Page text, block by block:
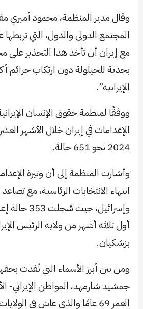
وقال مدير المنظمة، محمود أميري
المجتمع الدولي والدول، التي
مع إيران أن تأخذ هذا التحذير على
بجدية للحيلولة دون ارتكاب جرائم
الإيرانية”.
ووفقًا لمنظمة حقوق الإنسان
الإعدامات في إيران خلال الأشهر
2024 نحو 651 حالة.
وأشارت المنظمة إلى أن وتيرة
انتهاء الانتخابات الرئاسية، مع تصاعد
وإسرائيل،
أول ثلاثة أشهر من ولاية الرئيس
بزشكيان.
ومن بين أبرز الأسماء التي نُفذت
جمشيد شارمهد، المواطن الإيراني-
العمر 69 عامًا والذي عاش في